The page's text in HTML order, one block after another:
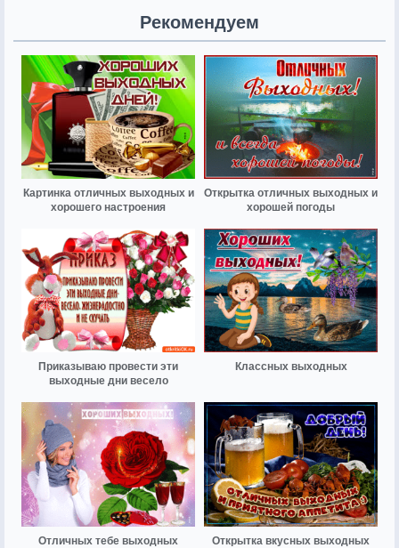
Рекомендуем
Картинка отличных выходных и
хорошего настроения
Открытка отличных выходных и
хорошей погоды
Приказываю провести эти
выходные дни весело
Классных выходных
Отличных тебе выходных Открытка вкусных выходных